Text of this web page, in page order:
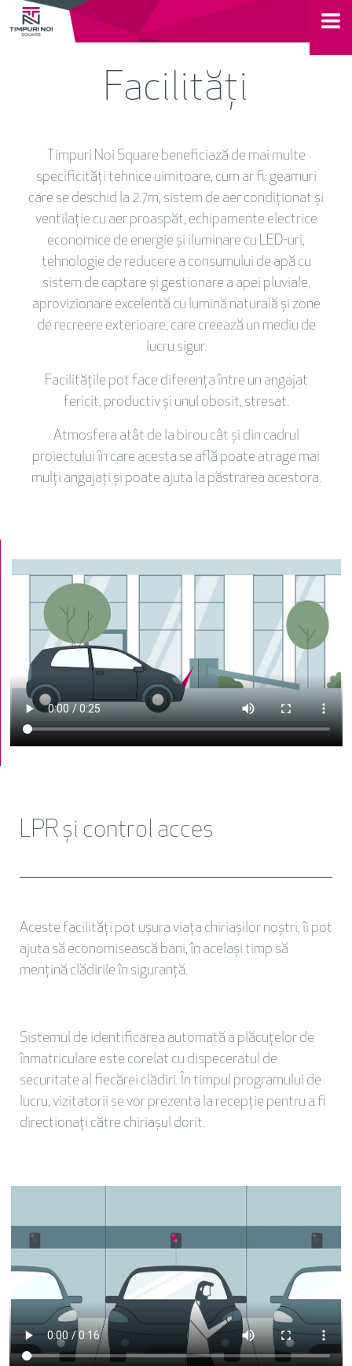
Facilități
Timpuri Noi Square beneficiază de mai multe
specificități tehnice uimitoare, cum ar fi: geamuri
care se deschid la 2.7m, sistem de aer condiționat și
ventilație cu aer proaspăt, echipamente electrice
economice de energie și iluminare cu LED-uri,
tehnologie de reducere a consumului de apă cu
sistem de captare și gestionare a apei pluviale,
aprovizionare excelentă cu lumină naturală și zone
de recreere exterioare, care creează un mediu de
lucru sigur.
Facilitățile pot face diferența între un angajat
fericit, productiv și unul obosit, stresat.
Atmosfera atât de la birou cât și din cadrul
proiectului în care acesta se află poate atrage mai
mulți angajați și poate ajuta la păstrarea acestora.
LPR și control acces
Aceste facilități pot ușura viața chiriașilor noștri, îi pot
ajuta să economisească bani, în același timp să
mențină clădirile în siguranță.
Sistemul de identificarea automată a plăcuțelor de
înmatriculare este corelat cu dispeceratul de
securitate al fiecărei clădiri. În timpul programului de
lucru, vizitatorii se vor prezenta la recepție pentru a fi
directionați către chiriașul dorit.